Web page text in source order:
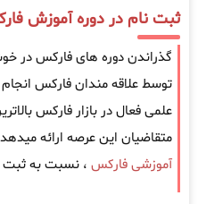
ثبت نام در دوره آموزش
گذراندن دوره های فارکس در
توسط علاقه مندان فارکس
علمی فعال در بازار فارکس
متقاضیان این عرصه ارائه
آموزشی فارکس ، نسبت به ثبت